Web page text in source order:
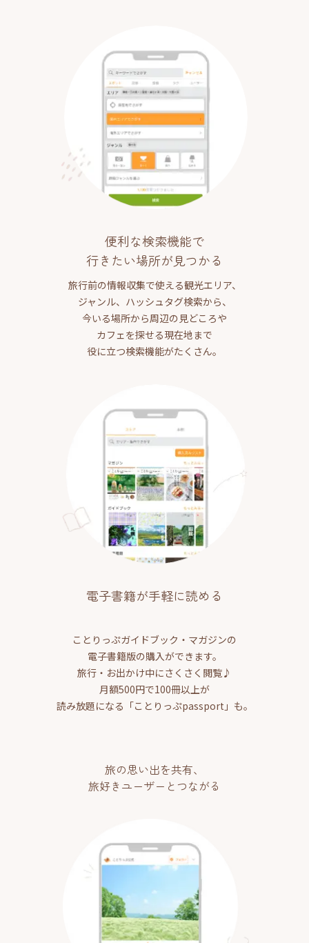
便利な検索機能で
行きたい場所が見つかる
旅行前の情報収集で使える観光エリア、
ジャンル、ハッシュタグ検索から、
今いる場所から周辺の見どころや
カフェを探せる現在地まで
役に立つ検索機能がたくさん。
電子書籍が手軽に読める
ことりっぷガイドブック・マガジンの
電子書籍版の購入ができます。
旅行・お出かけ中にさくさく閲覧♪
月額500円で100冊以上が
読み放題になる「ことりっぷpassport」も。
旅の思い出を共有、
旅好きユーザーとつながる